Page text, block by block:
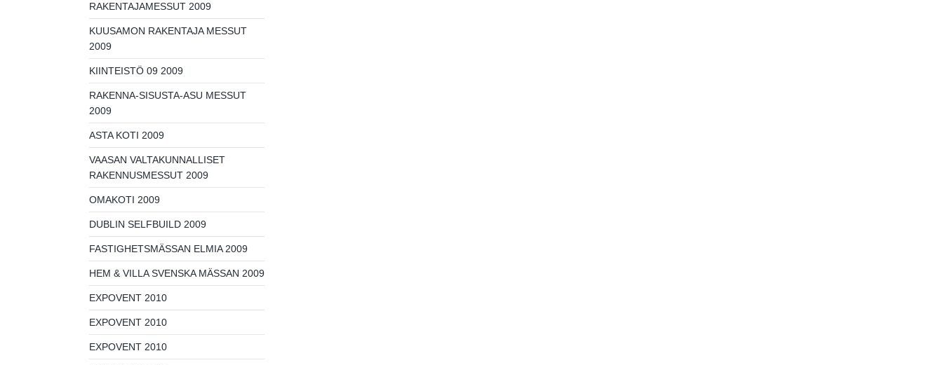
RAKENTAJAMESSUT 2009
KUUSAMON RAKENTAJA MESSUT
2009
KIINTEISTÖ 09 2009
RAKENNA-SISUSTA-ASU MESSUT
2009
ASTA KOTI 2009
VAASAN VALTAKUNNALLISET
RAKENNUSMESSUT 2009
OMAKOTI 2009
DUBLIN SELFBUILD 2009
FASTIGHETSMÄSSAN ELMIA 2009
HEM & VILLA SVENSKA MÄSSAN 2009
EXPOVENT 2010
EXPOVENT 2010
EXPOVENT 2010